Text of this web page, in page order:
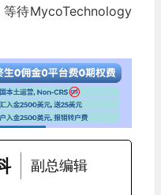
等待MycoTechnology
副总编辑